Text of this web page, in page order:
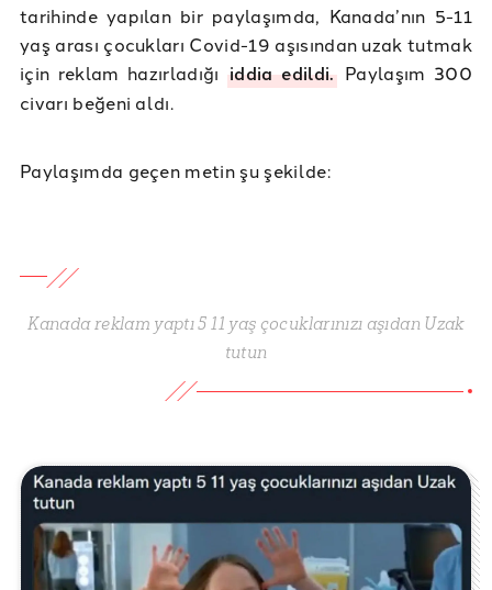
tarihinde yapılan bir paylaşımda, Kanada’nın 5-11
yaş arası çocukları Covid-19 aşısından uzak tutmak
için reklam hazırladığıiddia edildi.Paylaşım 300
civarı beğeni aldı.
Paylaşımda geçen metin şu şekilde:
Kanada reklam yaptı 5 11 yaş çocuklarınızı aşıdan Uzak
tutun